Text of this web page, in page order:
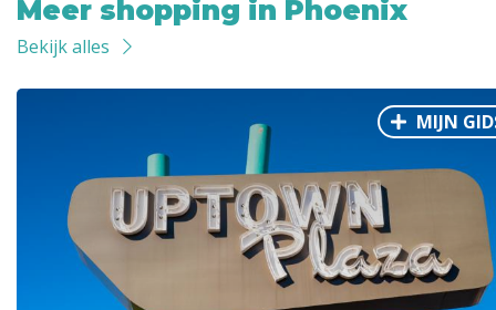
Meer shopping in Phoenix
Bekijk alles
MIJN